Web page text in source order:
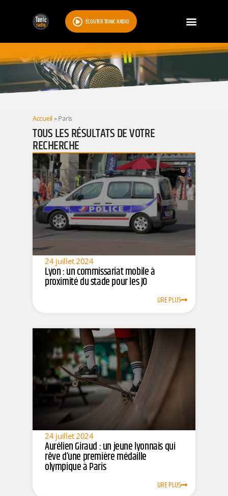
ÉCOUTER TONIC RADIO
RESULTATS
Accueil»Paris
TOUS LES RÉSULTATS DE VOTRE
RECHERCHE
24 juillet 2024
Lyon : un commissariat mobile à
proximité du stade pour les JO
LIRE PLUS
24 juillet 2024
Aurélien Giraud : un jeune lyonnais qui
rêve d’une première médaille
olympique à Paris
LIRE PLUS